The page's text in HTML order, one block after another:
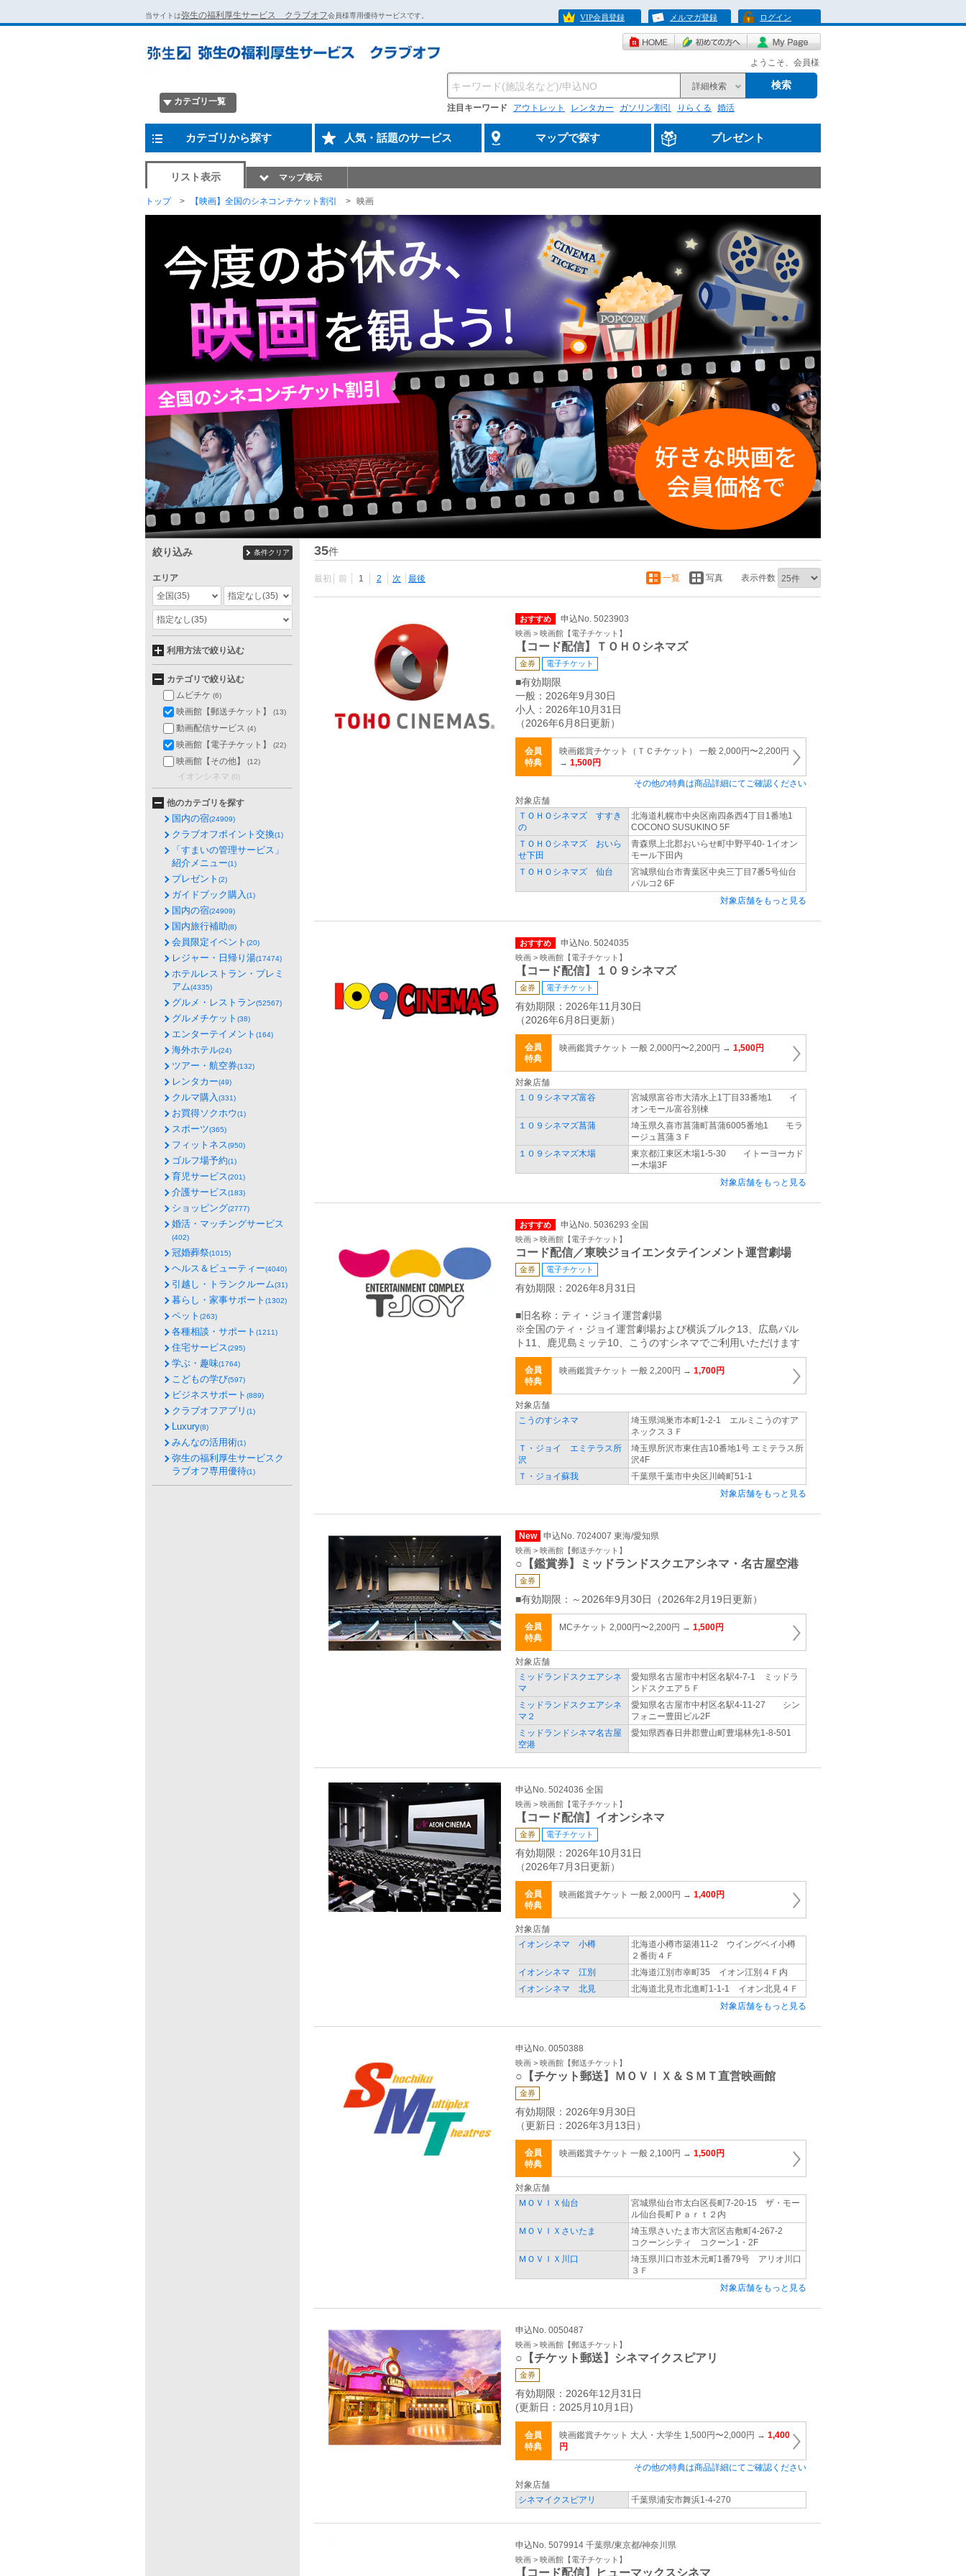
当サイトは弥生の福利厚生サービス クラブオフ会員様専用優待サービスです。 VIP会員登録 メルマガ登録 ログイン
ようこそ、会員様
カテゴリ一覧
詳細検索 検索
注目キーワード アウトレット レンタカー ガソリン割引 りらくる 婚活
カテゴリから探す 人気・話題のサービス マップで探す プレゼント
リスト表示 マップ表示
トップ 【映画】全国のシネコンチケット割引 映画
35件
最初 前 1 2 次 最後 一覧 写真 表示件数
おすすめ 申込No. 5023903
映画 > 映画館【電子チケット】
【コード配信】ＴＯＨＯシネマズ
金券 電子チケット
■有効期限
一般：2026年9月30日
小人：2026年10月31日
（2026年6月8日更新）
会員
特典
映画鑑賞チケット（ＴＣチケット） 一般 2,000円〜2,200円
→ 1,500円
その他の特典は商品詳細にてご確認ください
対象店舗
ＴＯＨＯシネマズ すすき
の
北海道札幌市中央区南四条西4丁目1番地1
COCONO SUSUKINO 5F
ＴＯＨＯシネマズ おいら
せ下田
青森県上北郡おいらせ町中野平40- 1イオン
モール下田内
ＴＯＨＯシネマズ 仙台
宮城県仙台市青葉区中央三丁目7番5号仙台
パルコ2 6F
対象店舗をもっと見る
おすすめ 申込No. 5024035
映画 > 映画館【電子チケット】
【コード配信】１０９シネマズ
金券 電子チケット
有効期限：2026年11月30日
（2026年6月8日更新）
会員
特典
映画鑑賞チケット 一般 2,000円〜2,200円 → 1,500円
対象店舗
１０９シネマズ富谷
宮城県富谷市大清水上1丁目33番地1 イ
オンモール富谷別棟
１０９シネマズ菖蒲
埼玉県久喜市菖蒲町菖蒲6005番地1 モラ
ージュ菖蒲３Ｆ
１０９シネマズ木場
東京都江東区木場1‐5‐30 イトーヨーカド
ー木場3F
対象店舗をもっと見る
おすすめ 申込No. 5036293 全国
映画 > 映画館【電子チケット】
コード配信／東映ジョイエンタテインメント運営劇場
金券 電子チケット
有効期限：2026年8月31日
■旧名称：ティ・ジョイ運営劇場
※全国のティ・ジョイ運営劇場および横浜ブルク13、広島バル
ト11、鹿児島ミッテ10、こうのすシネマでご利用いただけます
会員
特典
映画鑑賞チケット 一般 2,200円 → 1,700円
対象店舗
こうのすシネマ
埼玉県鴻巣市本町1‐2‐1 エルミこうのすア
ネックス３Ｆ
Ｔ・ジョイ エミテラス所
沢
埼玉県所沢市東住吉10番地1号 エミテラス所
沢4F
Ｔ・ジョイ蘇我
千葉県千葉市中央区川崎町51‐1
対象店舗をもっと見る
New 申込No. 7024007 東海/愛知県
映画 > 映画館【郵送チケット】
○【鑑賞券】ミッドランドスクエアシネマ・名古屋空港
金券
■有効期限：～2026年9月30日（2026年2月19日更新）
会員
特典
MCチケット 2,000円〜2,200円 → 1,500円
対象店舗
ミッドランドスクエアシネ
マ
愛知県名古屋市中村区名駅4‐7‐1 ミッドラ
ンドスクエア５Ｆ
ミッドランドスクエアシネ
マ２
愛知県名古屋市中村区名駅4-11-27 シン
フォニー豊田ビル2F
ミッドランドシネマ名古屋
空港
愛知県西春日井郡豊山町豊場林先1‐8‐501
申込No. 5024036 全国
映画 > 映画館【電子チケット】
【コード配信】イオンシネマ
金券 電子チケット
有効期限：2026年10月31日
（2026年7月3日更新）
会員
特典
映画鑑賞チケット 一般 2,000円 → 1,400円
対象店舗
イオンシネマ 小樽
北海道小樽市築港11‐2 ウイングベイ小樽
２番街４Ｆ
イオンシネマ 江別
北海道江別市幸町35 イオン江別４Ｆ内
イオンシネマ 北見
北海道北見市北進町1‐1‐1 イオン北見４Ｆ
対象店舗をもっと見る
申込No. 0050388
映画 > 映画館【郵送チケット】
○【チケット郵送】ＭＯＶＩＸ＆ＳＭＴ直営映画館
金券
有効期限：2026年9月30日
（更新日：2026年3月13日）
会員
特典
映画鑑賞チケット 一般 2,100円 → 1,500円
対象店舗
ＭＯＶＩＸ仙台
宮城県仙台市太白区長町7‐20‐15 ザ・モー
ル仙台長町Ｐａｒｔ２内
ＭＯＶＩＸさいたま
埼玉県さいたま市大宮区吉敷町4‐267‐2
コクーンシティ コクーン1・2F
ＭＯＶＩＸ川口
埼玉県川口市並木元町1番79号 アリオ川口
３Ｆ
対象店舗をもっと見る
申込No. 0050487
映画 > 映画館【郵送チケット】
○【チケット郵送】シネマイクスピアリ
金券
有効期限：2026年12月31日
(更新日：2025月10月1日)
会員
特典
映画鑑賞チケット 大人・大学生 1,500円〜2,000円 → 1,400
円
その他の特典は商品詳細にてご確認ください
対象店舗
シネマイクスピアリ
千葉県浦安市舞浜1‐4‐270
申込No. 5079914 千葉県/東京都/神奈川県
映画 > 映画館【電子チケット】
【コード配信】ヒューマックスシネマ
絞り込み 条件クリア
エリア
全国(35) 指定なし(35)
指定なし(35)
利用方法で絞り込む
カテゴリで絞り込む
ムビチケ (6)
映画館【郵送チケット】 (13)
動画配信サービス (4)
映画館【電子チケット】 (22)
映画館【その他】 (12)
イオンシネマ (0)
他のカテゴリを探す
国内の宿(24909)
クラブオフポイント交換(1)
「すまいの管理サービス」
紹介メニュー(1)
プレゼント (2)
ガイドブック購入 (1)
国内の宿(24909)
国内旅行補助(8)
会員限定イベント (20)
レジャー・日帰り湯(17474)
ホテルレストラン・プレミ
アム(4335)
グルメ・レストラン(52567)
グルメチケット (38)
エンターテイメント (164)
海外ホテル(24)
ツアー・航空券(132)
レンタカー(49)
クルマ購入 (331)
お買得ソクホウ(1)
スポーツ(365)
フィットネス(950)
ゴルフ場予約(1)
育児サービス(201)
介護サービス(183)
ショッピング(2777)
婚活・マッチングサービス
(402)
冠婚葬祭(1015)
ヘルス＆ビューティー(4040)
引越し・トランクルーム(31)
暮らし・家事サポート (1302)
ペット (263)
各種相談・サポート (1211)
住宅サービス(295)
学ぶ・趣味(1764)
こどもの学び(597)
ビジネスサポート (889)
クラブオフアプリ (1)
Luxury(8)
みんなの活用術(1)
弥生の福利厚生サービスク
ラブオフ専用優待(1)